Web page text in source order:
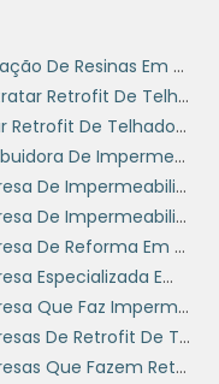
doisolamento
crucial para
Equipes
podem garantir
mal cobertas,
o
O método de
do tipo
é fundamental
Aplicação De Resinas Em Telhado
Contratar Retrofit De Telhado
Cotar Retrofit De Telhados Em Sp
Distribuidora De Impermeabilizante
Empresa De Impermeabilização De Lajes Expostas
Empresa De Impermeabilização De Terraços
Empresa De Reforma Em Telhados
Empresa Especializada Em Impermeabilização
Empresa Que Faz Impermeabilização
Empresas De Retrofit De Telhados Sp
Empresas Que Fazem Retrofit De Telhado